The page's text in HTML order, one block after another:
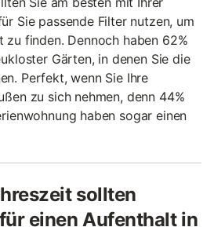
Sie passende Filter nutzen, um
finden. Dennoch haben 62%
Gärten, in denen Sie die
Perfekt, wenn Sie Ihre
zu sich nehmen, denn 44%
haben sogar einen
sollten
einen Aufenthalt in